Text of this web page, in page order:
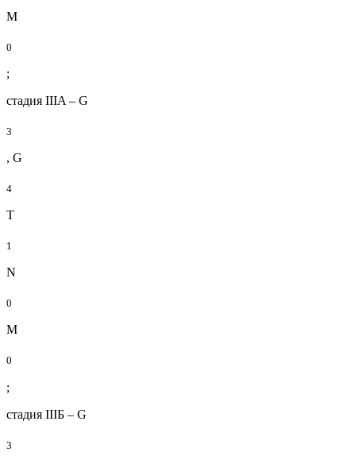
M
0
;
стадия IIIA – G
3
, G
4
T
1
N
0
M
0
;
стадия IIIБ – G
3